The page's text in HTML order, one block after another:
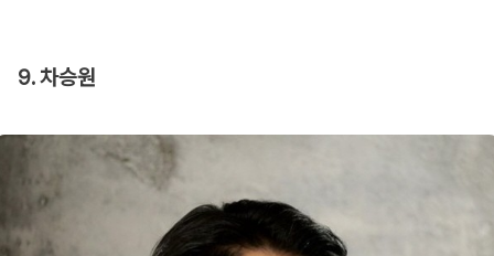
9. 차승원